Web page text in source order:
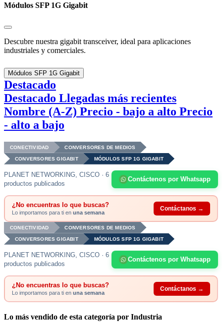
Módulos SFP 1G Gigabit
Descubre nuestra gigabit transceiver, ideal para aplicaciones
industriales y comerciales.
Módulos SFP 1G Gigabit
Destacado
Destacado Llegadas más recientes
Nombre (A-Z) Precio - bajo a alto Precio
- alto a bajo
CONECTIVIDAD CONVERSORES DE MEDIOS
CONVERSORES GIGABIT MÓDULOS SFP 1G GIGABIT
PLANET NETWORKING, CISCO · 6
productos publicados
Contáctenos por Whatsapp
¿No encuentras lo que buscas?
Lo importamos para ti en una semana
Contáctanos →
CONECTIVIDAD CONVERSORES DE MEDIOS
CONVERSORES GIGABIT MÓDULOS SFP 1G GIGABIT
PLANET NETWORKING, CISCO · 6
productos publicados
Contáctenos por Whatsapp
¿No encuentras lo que buscas?
Lo importamos para ti en una semana
Contáctanos →
Lo más vendido de esta categoría por Industria